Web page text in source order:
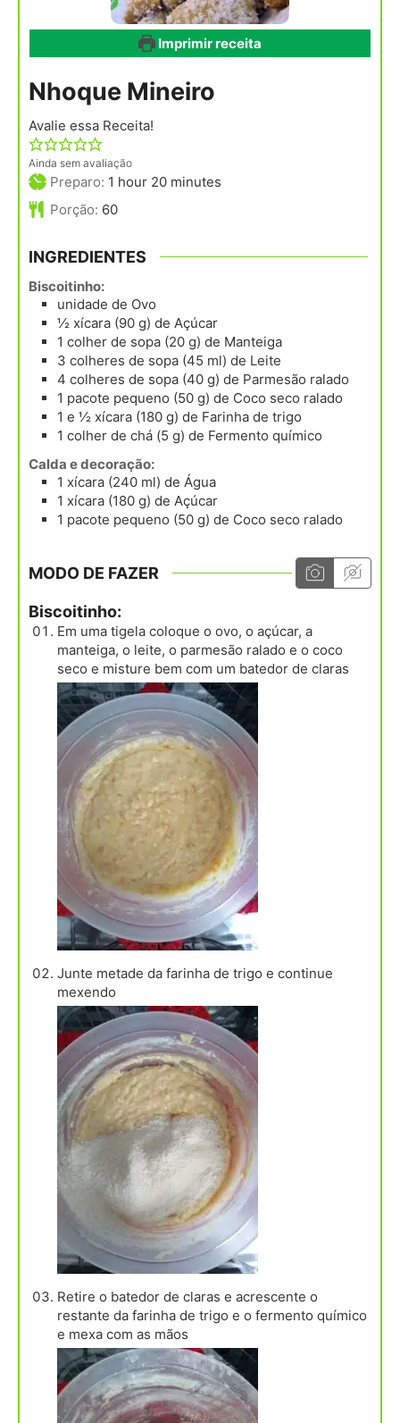
Imprimir receita
Nhoque Mineiro
Avalie essa Receita!
Ainda sem avaliação
Preparo: 1 hour
hour 20minutes
minutes
Porção: 60
INGREDIENTES
Biscoitinho:
unidade de Ovo
½ xícara (90 g) de Açúcar
1 colher de sopa (20 g) de Manteiga
3 colheres de sopa (45 ml) de Leite
4 colheres de sopa (40 g) de Parmesão ralado
1 pacote pequeno (50 g) de Coco seco ralado
1 e ½ xícara (180 g) de Farinha de trigo
1 colher de chá (5 g) de Fermento químico
Calda e decoração:
1 xícara (240 ml) de Água
1 xícara (180 g) de Açúcar
1 pacote pequeno (50 g) de Coco seco ralado
MODO DE FAZER
Biscoitinho:
Em uma tigela coloque o ovo, o açúcar, a
manteiga, o leite, o parmesão ralado e o coco
seco e misture bem com um batedor de claras
Junte metade da farinha de trigo e continue
mexendo
Retire o batedor de claras e acrescente o
restante da farinha de trigo e o fermento químico
e mexa com as mãos